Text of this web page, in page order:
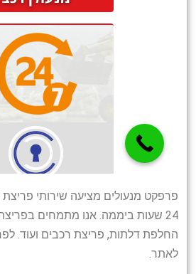
פרפקט מנעולים מציעה שירותי פריצת
24 שעות ביממה. אנו מתמחים
החלפת דלתות, פריצת רכבים ועוד.
לאתר.